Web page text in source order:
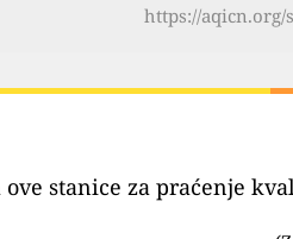
https://aqicn.org/
ove stanice za praćenje